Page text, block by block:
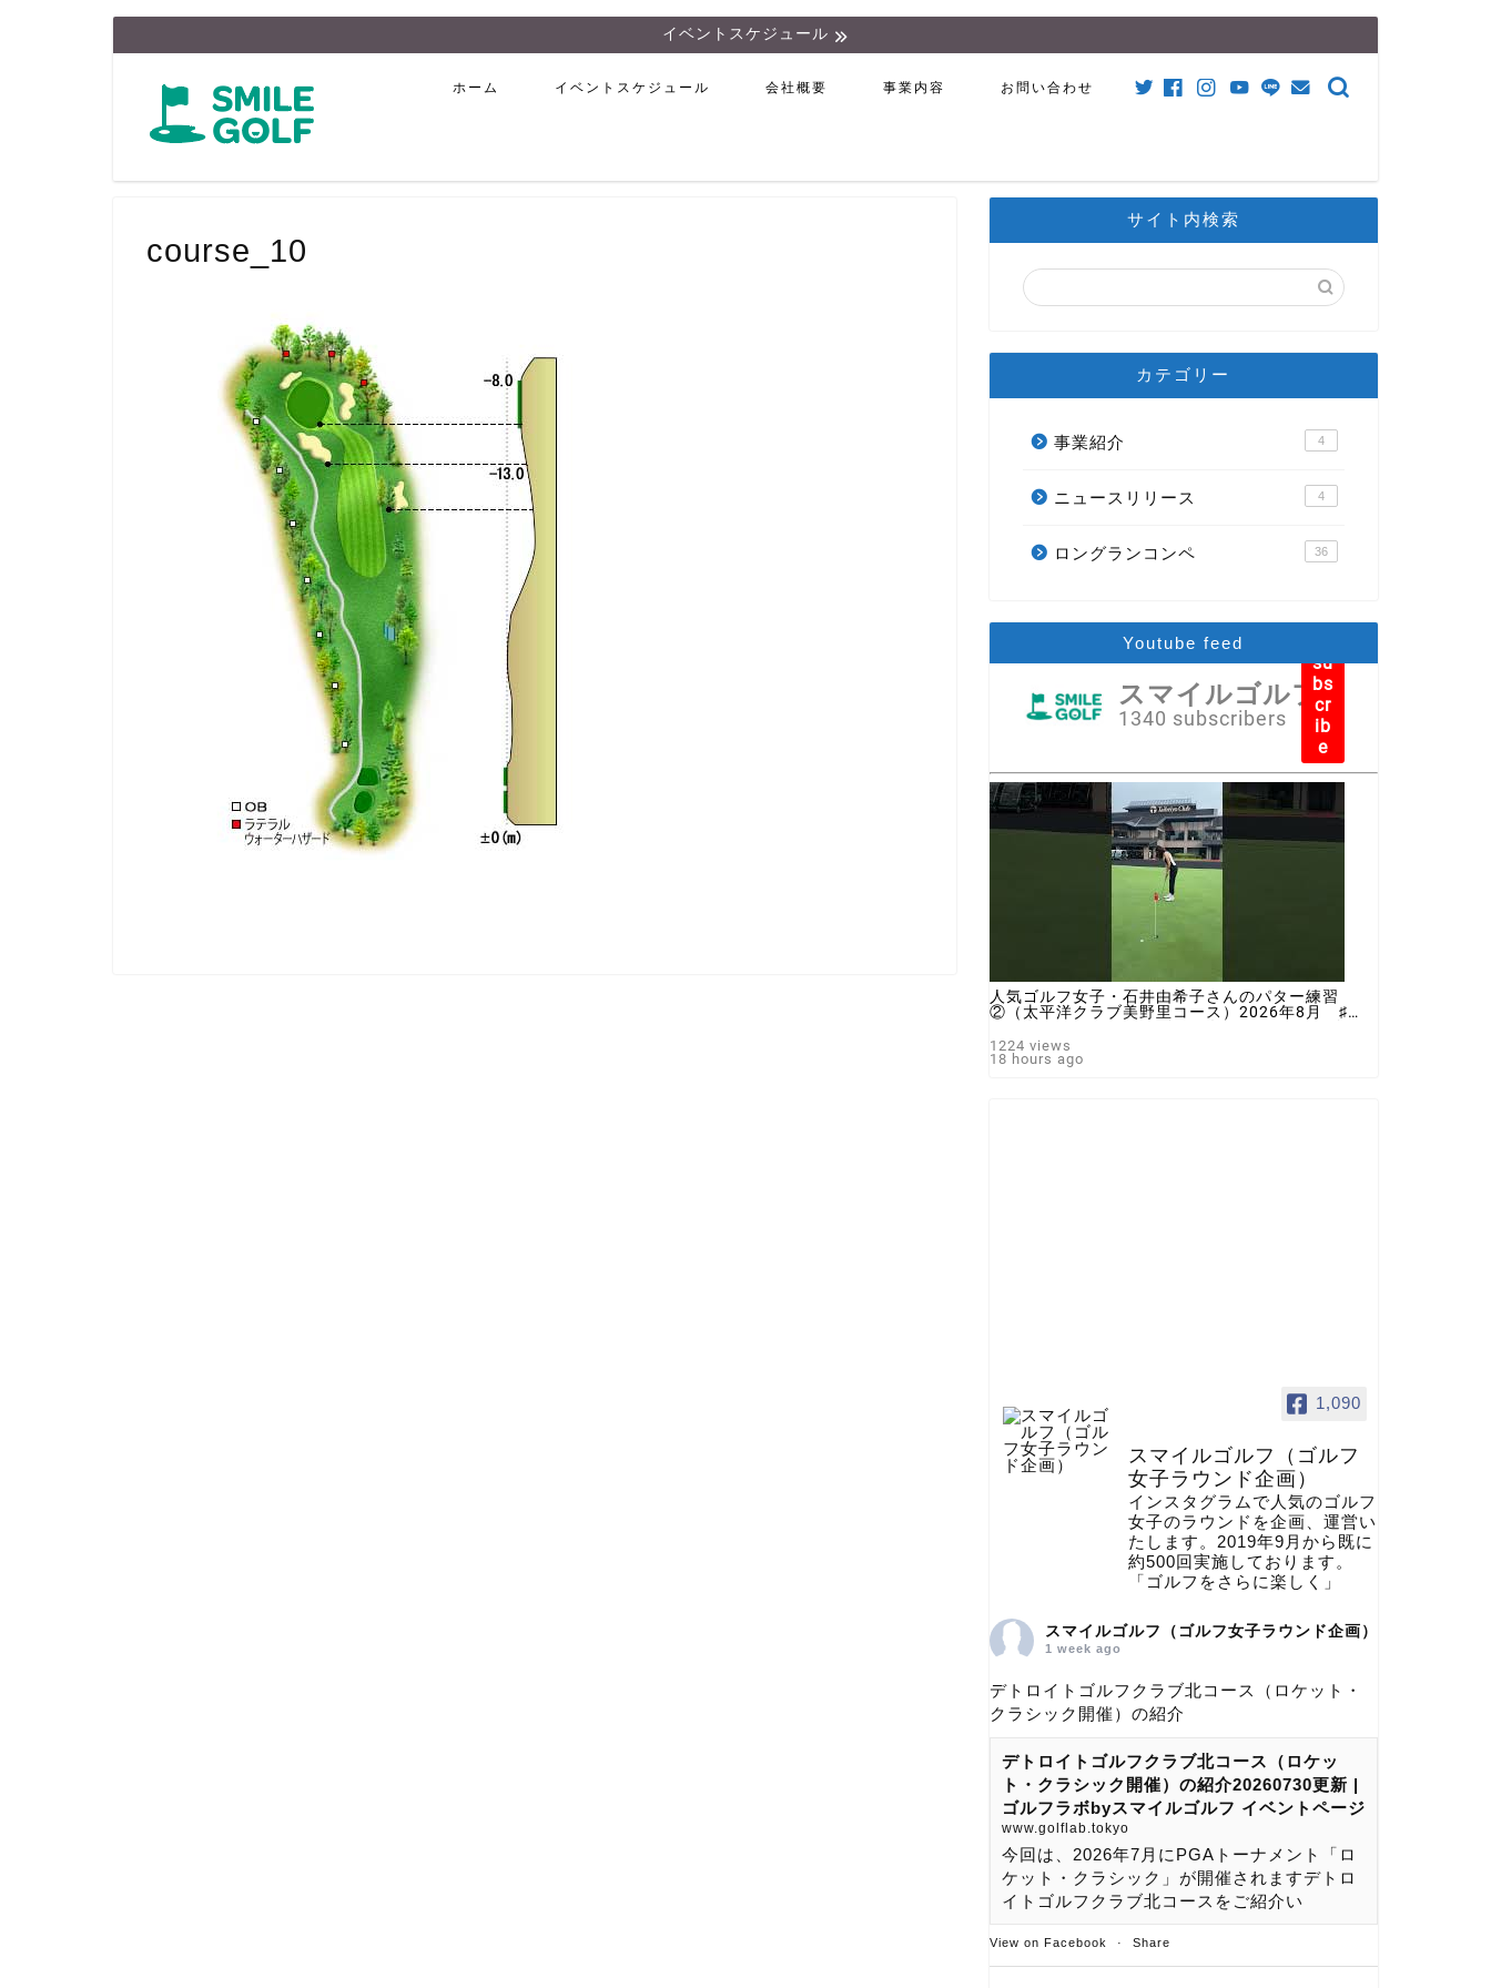
イベントスケジュール
ホーム イベントスケジュール 会社概要 事業内容 お問い合わせ
course_10
サイト内検索
カテゴリー
事業紹介 4
ニュースリリース 4
ロングランコンペ 36
Youtube feed
スマイルゴルフ
1340 subscribers
su
bs
cr
ib
e
人気ゴルフ女子・石井由希子さんのパター練習
②（太平洋クラブ美野里コース）2026年8月 ♯ゴ
画 ♯スマイルゴルフ
1224 views
18 hours ago
1,090
スマイルゴルフ（ゴルフ
女子ラウンド企画）
インスタグラムで人気のゴルフ
女子のラウンドを企画、運営い
たします。2019年9月から既に
約500回実施しております。
「ゴルフをさらに楽しく」
スマイルゴルフ（ゴルフ女子ラウンド企画）
1 week ago
デトロイトゴルフクラブ北コース（ロケット・
クラシック開催）の紹介
デトロイトゴルフクラブ北コース（ロケッ
ト・クラシック開催）の紹介20260730更新 |
ゴルフラボbyスマイルゴルフ イベントページ
www.golflab.tokyo
今回は、2026年7月にPGAトーナメント「ロ
ケット・クラシック」が開催されますデトロ
イトゴルフクラブ北コースをご紹介い
View on Facebook · Share